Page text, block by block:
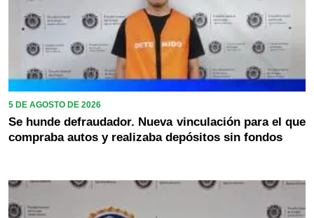
5 DE AGOSTO DE 2026
Se hunde defraudador. Nueva vinculación para el que
compraba autos y realizaba depósitos sin fondos